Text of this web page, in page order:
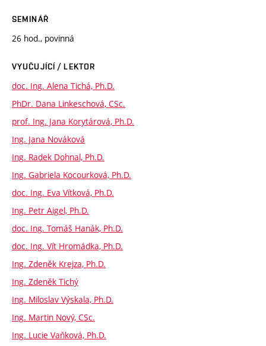
SEMINÁŘ
26 hod., povinná
VYUČUJÍCÍ / LEKTOR
doc. Ing. Alena Tichá, Ph.D.
PhDr. Dana Linkeschová, CSc.
prof. Ing. Jana Korytárová, Ph.D.
Ing. Jana Nováková
Ing. Radek Dohnal, Ph.D.
Ing. Gabriela Kocourková, Ph.D.
doc. Ing. Eva Vítková, Ph.D.
Ing. Petr Aigel, Ph.D.
doc. Ing. Tomáš Hanák, Ph.D.
doc. Ing. Vít Hromádka, Ph.D.
Ing. Zdeněk Krejza, Ph.D.
Ing. Zdeněk Tichý
Ing. Miloslav Výskala, Ph.D.
Ing. Martin Nový, CSc.
Ing. Lucie Vaňková, Ph.D.